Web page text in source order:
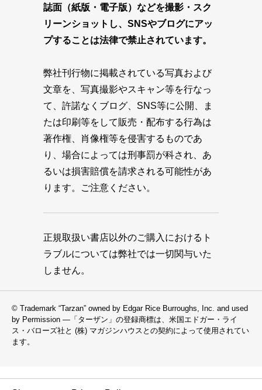
誌面（紙版・電子版）などを撮影・スク
リーンショットし、SNSやブログにアッ
プすることは法律で禁止されています。
弊社刊行物に掲載されている写真および
文章を、写真撮影やスキャン等を行なっ
て、許諾なくブログ、SNS等に公開、ま
たは印刷等をして販売・配布する行為は
著作権、肖像権等を侵害するものであ
り、場合によっては刑事罰が科され、あ
るいは損害賠償を請求される可能性があ
ります。ご注意ください。
正規取扱い書店以外のご購入におけるト
ラブルについては弊社では一切関与いた
しません。
© Trademark “Tarzan” owned by Edgar Rice Burroughs, Inc. and used
by Permission —「ターザン」の登録商標は、米国エドガー・ライ
ス・バローズ社と (株) マガジンハウスとの契約によって使用されてい
ます。